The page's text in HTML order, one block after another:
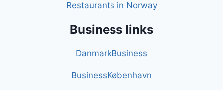
Restaurants in Norway
Business links
DanmarkBusiness
BusinessKøbenhavn